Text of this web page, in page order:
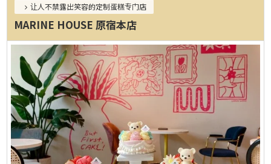
让人不禁露出笑容的定制蛋糕专门店
MARINE HOUSE 原宿本店